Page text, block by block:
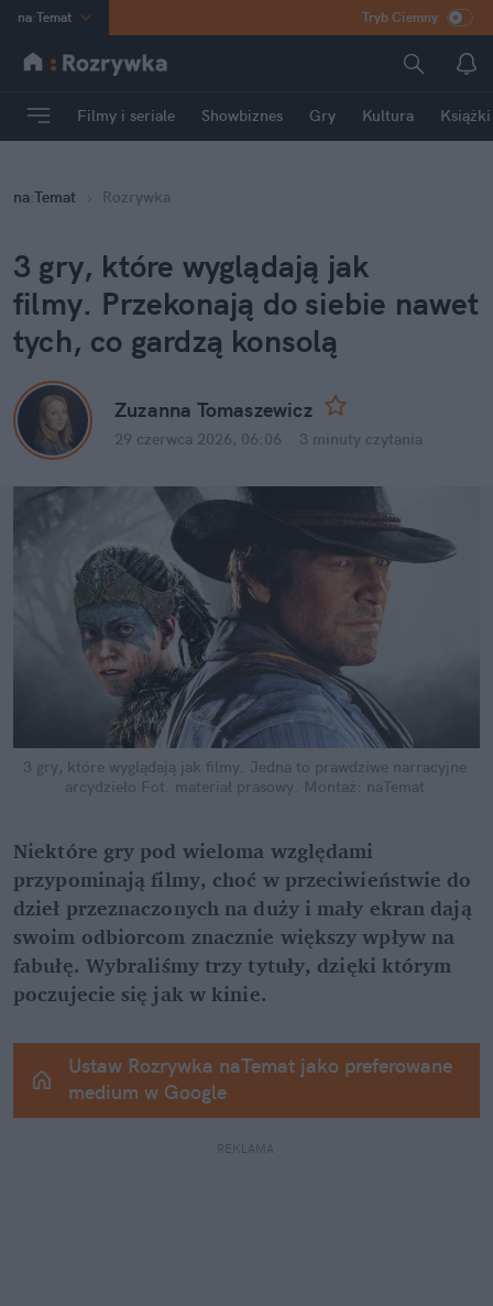
na:Temat
INN Poland
mama
Rozrywka
Tryb Ciemny
Filmy i seriale Showbiznes Gry Kultura Książki
na:Temat Rozrywka
3 gry, które wyglądają jak
filmy. Przekonają do siebie nawet
tych, co gardzą konsolą
Zuzanna Tomaszewicz
29 czerwca 2026, 06:06 3 minuty czytania
3 gry, które wyglądają jak filmy. Jedna to prawdziwe narracyjne
arcydzieło Fot. materiał prasowy. Montaż: naTemat
Niektóre gry pod wieloma względami
przypominają filmy, choć w przeciwieństwie do
dzieł przeznaczonych na duży i mały ekran dają
swoim odbiorcom znacznie większy wpływ na
fabułę. Wybraliśmy trzy tytuły, dzięki którym
poczujecie się jak w kinie.
Ustaw Rozrywka naTemat jako preferowane
medium w Google
REKLAMA